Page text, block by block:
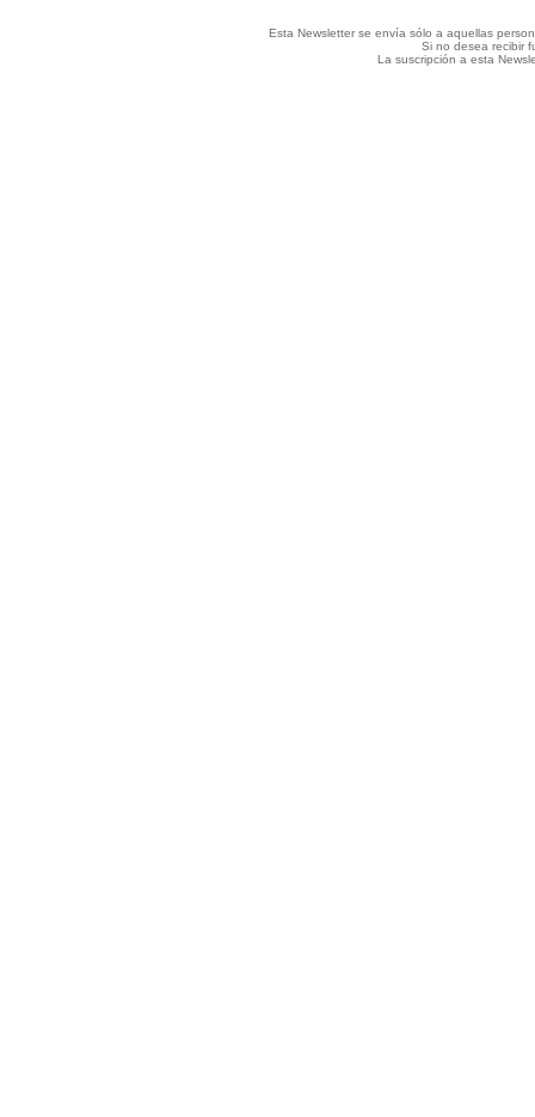
Esta Newsletter se envía sólo a aquellas
Si no desea recibir
La suscripción a esta